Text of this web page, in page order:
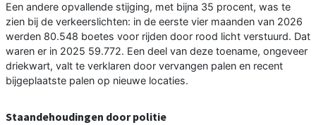
Een andere opvallende stijging, met bijna 35 procent, was te
zien bij de verkeerslichten: in de eerste vier maanden van 2026
werden 80.548 boetes voor rijden door rood licht verstuurd. Dat
waren er in 2025 59.772. Een deel van deze toename, ongeveer
driekwart, valt te verklaren door vervangen palen en recent
bijgeplaatste palen op nieuwe locaties.
Staandehoudingen door politie